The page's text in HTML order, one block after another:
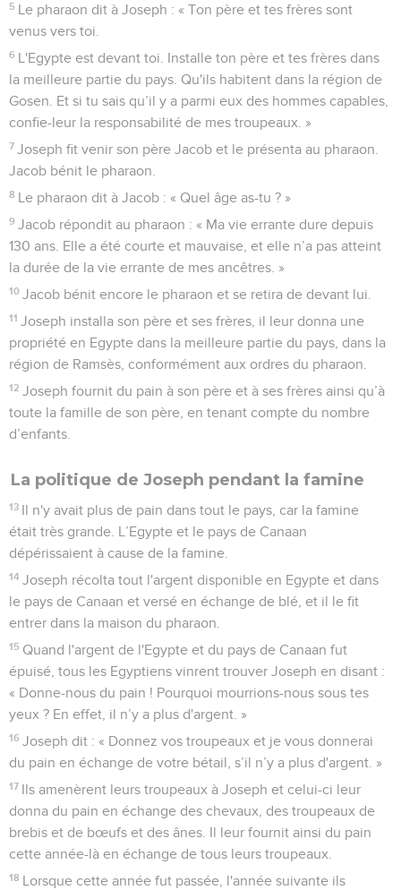
5 Le pharaon dit à Joseph : « Ton père et tes frères sont
venus vers toi.
6 L'Egypte est devant toi. Installe ton père et tes frères dans
la meilleure partie du pays. Qu'ils habitent dans la région de
Gosen. Et si tu sais qu’il y a parmi eux des hommes capables,
confie-leur la responsabilité de mes troupeaux. »
7 Joseph fit venir son père Jacob et le présenta au pharaon.
Jacob bénit le pharaon.
8 Le pharaon dit à Jacob : « Quel âge as-tu ? »
9 Jacob répondit au pharaon : « Ma vie errante dure depuis
130 ans. Elle a été courte et mauvaise, et elle n’a pas atteint
la durée de la vie errante de mes ancêtres. »
10 Jacob bénit encore le pharaon et se retira de devant lui.
11 Joseph installa son père et ses frères, il leur donna une
propriété en Egypte dans la meilleure partie du pays, dans la
région de Ramsès, conformément aux ordres du pharaon.
12 Joseph fournit du pain à son père et à ses frères ainsi qu’à
toute la famille de son père, en tenant compte du nombre
d’enfants.
La politique de Joseph pendant la famine
13 Il n'y avait plus de pain dans tout le pays, car la famine
était très grande. L’Egypte et le pays de Canaan
dépérissaient à cause de la famine.
14 Joseph récolta tout l'argent disponible en Egypte et dans
le pays de Canaan et versé en échange de blé, et il le fit
entrer dans la maison du pharaon.
15 Quand l'argent de l'Egypte et du pays de Canaan fut
épuisé, tous les Egyptiens vinrent trouver Joseph en disant :
« Donne-nous du pain ! Pourquoi mourrions-nous sous tes
yeux ? En effet, il n’y a plus d'argent. »
16 Joseph dit : « Donnez vos troupeaux et je vous donnerai
du pain en échange de votre bétail, s’il n’y a plus d'argent. »
17 Ils amenèrent leurs troupeaux à Joseph et celui-ci leur
donna du pain en échange des chevaux, des troupeaux de
brebis et de bœufs et des ânes. Il leur fournit ainsi du pain
cette année-là en échange de tous leurs troupeaux.
18 Lorsque cette année fut passée, l'année suivante ils